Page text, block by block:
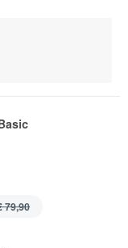
79,90